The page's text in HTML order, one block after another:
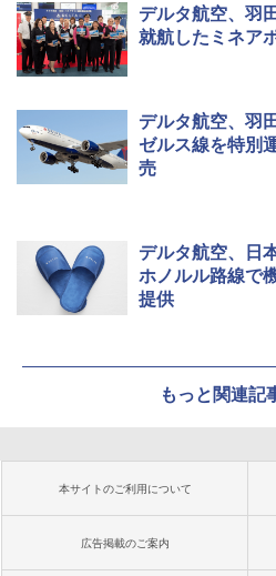
デルタ航空、羽
就航したミネア
デルタ航空、羽
ゼルス線を特別
売
デルタ航空、日
ホノルル路線で
提供
もっと関連記
本サイトのご利用について
広告掲載のご案内